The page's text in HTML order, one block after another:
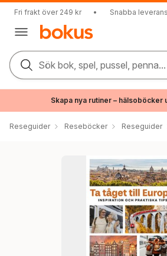
Fri frakt över 249 kr • Snabba
Sök bok, spel, pussel, penna...
Skapa nya rutiner – hälsoböcker
Reseguider Reseböcker Reseguider